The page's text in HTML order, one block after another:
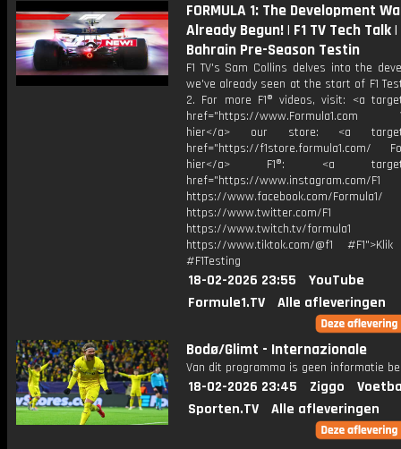
FORMULA 1: The Development
Already Begun! | F1 TV Tech Talk
Bahrain Pre-Season Testin
F1 TV's Sam Collins delves into the
we've already seen at the start of F1
2. For more F1® videos, visit: <a
href="https://www.Formula1.com
hier</a> our store: <a
href="https://f1store.formula1.com/
hier</a> F1®: <a
href="https://www.instagram.com/F1
https://www.facebook.com/Formula1/
https://www.twitter.com/F1
https://www.twitch.tv/formula1
https://www.tiktok.com/@f1
#F1Testing
18-02-2026 23:55
YouTube
Formule1.TV
Alle afleveringen
Bodø/Glimt - Internazionale
Van dit programma is geen informatie
18-02-2026 23:45 Ziggo
Sporten.TV
Alle afleveringen